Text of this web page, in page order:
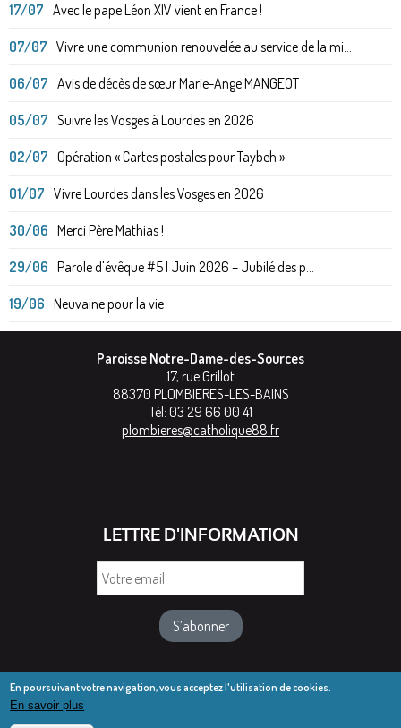
17/07 Avec le pape Léon XIV vient en France !
07/07 Vivre une communion renouvelée au service de la mi...
06/07 Avis de décès de sœur Marie-Ange MANGEOT
05/07 Suivre les Vosges à Lourdes en 2026
02/07 Opération « Cartes postales pour Taybeh »
01/07 Vivre Lourdes dans les Vosges en 2026
30/06 Merci Père Mathias !
29/06 Parole d'évêque #5 | Juin 2026 – Jubilé des p...
19/06 Neuvaine pour la vie
Paroisse Notre-Dame-des-Sources
17, rue Grillot
88370 PLOMBIERES-LES-BAINS
Tél: 03 29 66 00 41
plombieres@catholique88.fr
LETTRE D'INFORMATION
En poursuivant votre navigation, vous acceptez l'utilisation de cookies.
En savoir plus